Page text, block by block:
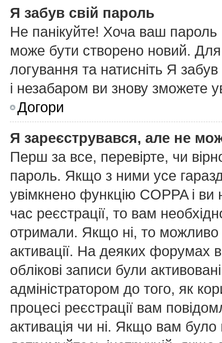
Я забув свій пароль
Не панікуйте! Хоча ваш
може бути створено новий. Для
логування та натисніть Я забув
і незабаром ви знову зможете
Догори
Я зареєструвався, але не
Перш за все, перевірте, чи
пароль. Якщо з ними усе
увімкнено функцію COPPA і
час реєстрації, то вам
отримали. Якщо ні, то можливо
активації. На деяких форумах
облікові записи були
адміністратором до того, як
процесі реєстрації вам
активація чи ні. Якщо вам